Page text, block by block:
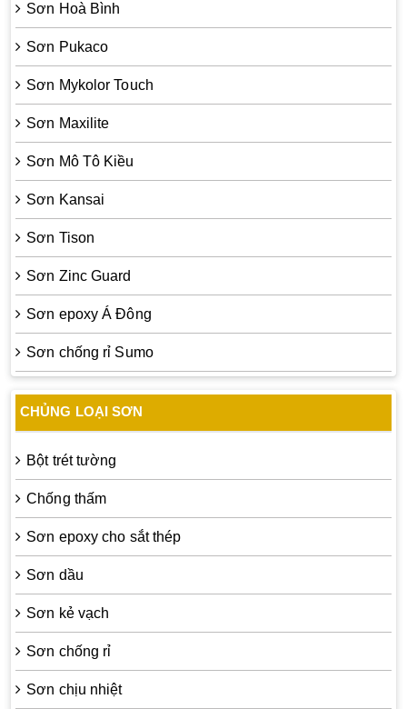
Sơn Hoà Bình
Sơn Pukaco
Sơn Mykolor Touch
Sơn Maxilite
Sơn Mô Tô Kiều
Sơn Kansai
Sơn Tison
Sơn Zinc Guard
Sơn epoxy Á Đông
Sơn chống rỉ Sumo
CHỦNG LOẠI SƠN
Bột trét tường
Chống thấm
Sơn epoxy cho sắt thép
Sơn dầu
Sơn kẻ vạch
Sơn chống rỉ
Sơn chịu nhiệt